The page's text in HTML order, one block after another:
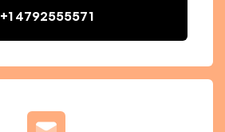
+1 4792555571